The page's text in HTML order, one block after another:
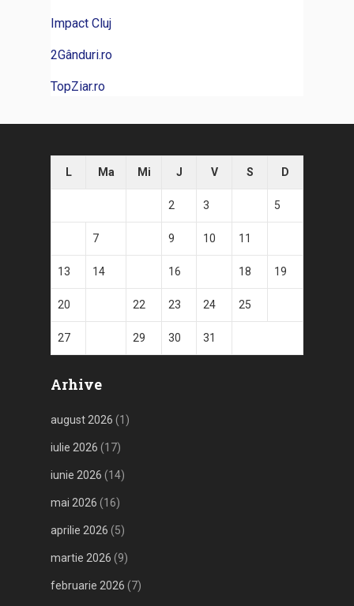
Impact Cluj
2Gânduri.ro
TopZiar.ro
L Ma Mi J V S D
2 3 5
7 9 10 11
13 14 16 18 19
20 22 23 24 25
27 29 30 31
Arhive
august 2026 (1)
iulie 2026 (17)
iunie 2026 (14)
mai 2026 (16)
aprilie 2026 (5)
martie 2026 (9)
februarie 2026 (7)